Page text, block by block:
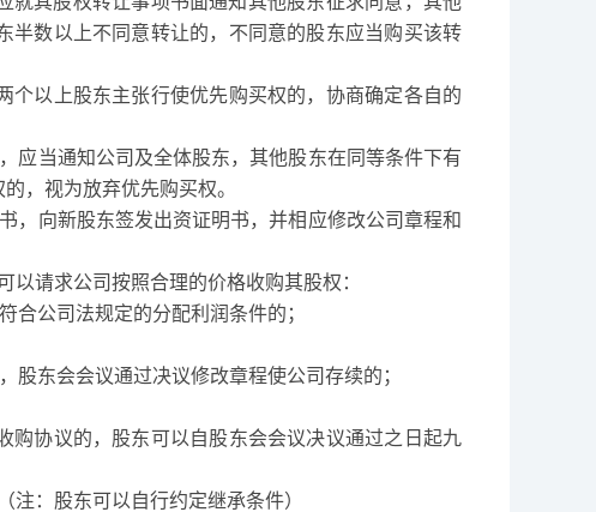
半数以上不同意转让的，不同意的股东应当购买该转
以上股东主张行使优先购买权的，协商确定各自的
应当通知公司及全体股东，其他股东在同等条件下有
，视为放弃优先购买权。
，向新股东签发出资证明书，并相应修改公司章程和
请求公司按照合理的价格收购其股权：
合公司法规定的分配利润条件的；
股东会会议通过决议修改章程使公司存续的；
协议的，股东可以自股东会会议决议通过之日起九
注：股东可以自行约定继承条件）